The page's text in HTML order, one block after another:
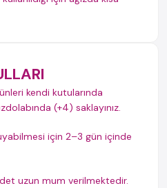
kendi kutularında
(+4) saklayınız.
için 2–3 gün içinde
uzun mum verilmektedir.